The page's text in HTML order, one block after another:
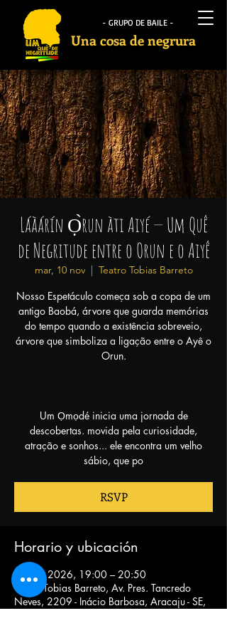
- GRUPO DE BAILE -
Una cosa de negrura
Láàárín Ọ̀run àti Aiyé — Um Quê
de Negritude entre o Orun e o Aiyê
mar, 10 nov
  |
Teatro Tobias Barreto
Nosso Espetáculo começa sob a copa de um
antigo Baobá, árvore que guarda memórias
do tempo quando a existência sobreveio,
árvore que simboliza a ligação entre o Ayê o
Orun.
Um Ọmọdé inicia uma jornada de
descobertas. movida pela curiosidade,
atração e sonhos... ele encontra um velho
sábio, que po
RSVP
Horario y ubicación
10 nov 2026, 19:00 – 20:50
Teatro Tobias Barreto, Av. Pres. Tancredo
Neves, 2209 - Inácio Barbosa, Aracaju - SE,